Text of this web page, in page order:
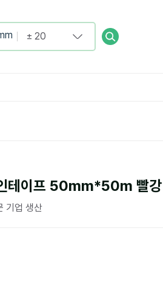
테이프 50mm*50m 빨강
기업 생산